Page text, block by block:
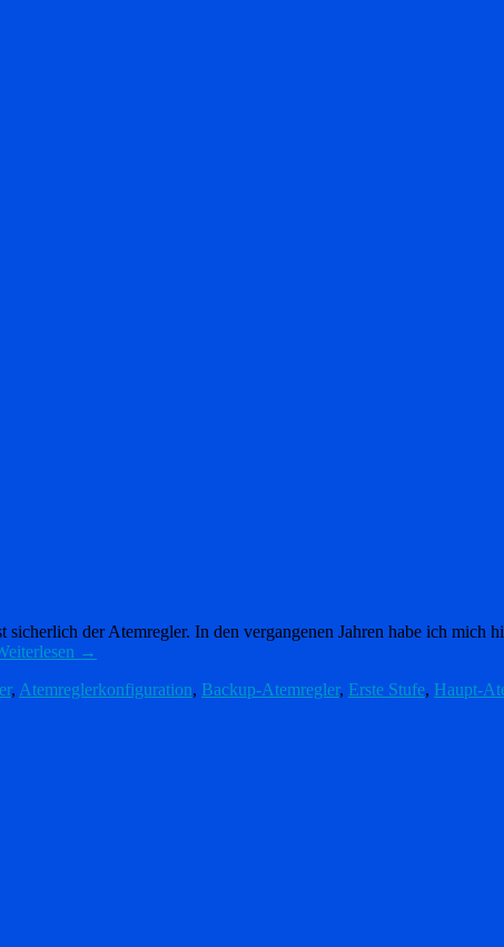
sicherlich der Atemregler. In den vergangenen Jahren habe ich
→
, Atemreglerkonfiguration, Backup-Atemregler, Erste Stufe, Haupt-